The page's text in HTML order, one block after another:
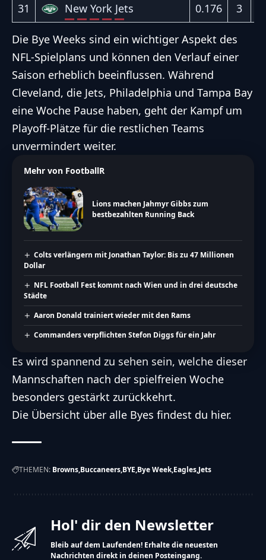
31
New York Jets
N N N N N
0.176 3
Die Bye Weeks sind ein wichtiger Aspekt des
NFL-Spielplans und können den Verlauf einer
Saison erheblich beeinflussen. Während
Cleveland, die Jets, Philadelphia und Tampa Bay
eine Woche Pause haben, geht der Kampf um
Playoff-Plätze für die restlichen Teams
unvermindert weiter.
Mehr von FootballR
Lions machen Jahmyr Gibbs zum
bestbezahlten Running Back
Colts verlängern mit Jonathan Taylor: Bis zu 47 Millionen
Dollar
NFL Football Fest kommt nach Wien und in drei deutsche
Städte
Aaron Donald trainiert wieder mit den Rams
Commanders verpflichten Stefon Diggs für ein Jahr
Es wird spannend zu sehen sein, welche dieser
Mannschaften nach der spielfreien Woche
besonders gestärkt zurückkehrt.
Die Übersicht über alle Byes findest du hier.
THEMEN: Browns Buccaneers BYE Bye Week Eagles Jets
Hol' dir den Newsletter
Bleib auf dem Laufenden! Erhalte die neuesten
Nachrichten direkt in deinen Posteingang.